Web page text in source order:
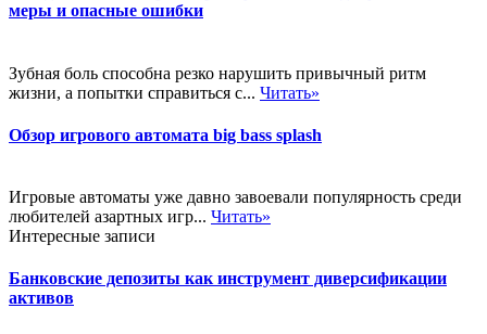
меры и опасные ошибки
Зубная боль способна резко нарушить привычный ритм
жизни, а попытки справиться с... Читать»
Обзор игрового автомата big bass splash
Игровые автоматы уже давно завоевали популярность среди
любителей азартных игр... Читать»
Интересные записи
Банковские депозиты как инструмент диверсификации
активов